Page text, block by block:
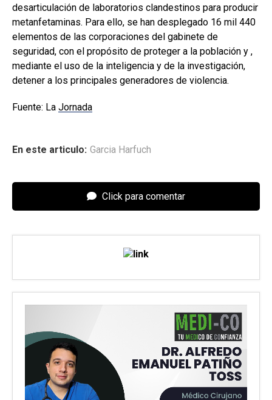
desarticulación de laboratorios clandestinos para producir
metanfetaminas. Para ello, se han desplegado 16 mil 440
elementos de las corporaciones del gabinete de
seguridad, con el propósito de proteger a la población y ,
mediante el uso de la inteligencia y de la investigación,
detener a los principales generadores de violencia.
Fuente: La Jornada
En este articulo: Garcia Harfuch
Click para comentar